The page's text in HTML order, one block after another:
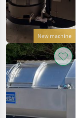
Viticulture
Equipment
Wine
Presses
SELECT
CATEGORY
Scharfenberger
3
Sonstige
3
New machine